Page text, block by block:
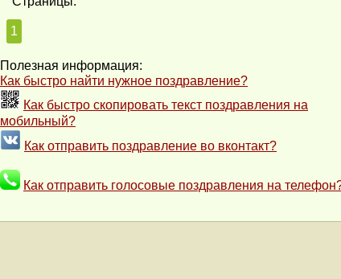
1
Полезная информация:
Как быстро найти нужное поздравление?
Как быстро скопировать текст поздравления на
мобильный?
Как отправить поздравление во вконтакт?
Как отправить голосовые поздравления на